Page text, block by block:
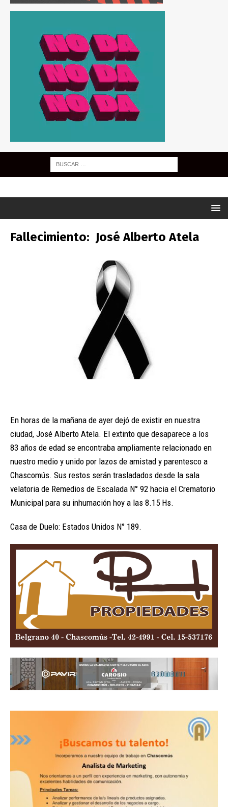
Fallecimiento: José Alberto Atela
En horas de la mañana de ayer dejó de existir en nuestra
ciudad, José Alberto Atela. El extinto que desaparece a los
83 años de edad se encontraba ampliamente relacionado en
nuestro medio y unido por lazos de amistad y parentesco a
Chascomús. Sus restos serán trasladados desde la sala
velatoria de Remedios de Escalada N° 92 hacia el Crematorio
Municipal para su inhumación hoy a las 8.15 Hs.
Casa de Duelo: Estados Unidos N° 189.